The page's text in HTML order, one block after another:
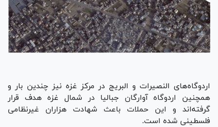
اردوگاه‌های النصیرات و البریج در مرکز غزه نیز چندین بار و
همچنین اردوگاه آوارگان جبالیا در شمال غزه هدف قرار
گرفته‌اند و این حملات باعث شهادت هزاران غیرنظامی
فلسطینی شده است.